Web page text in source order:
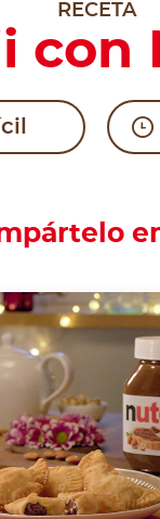
RECETA
con